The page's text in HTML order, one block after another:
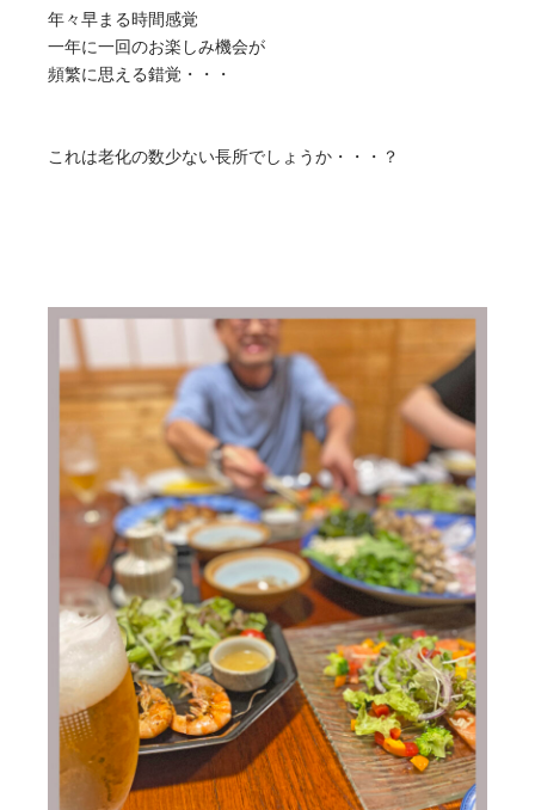
年々早まる時間感覚
一年に一回のお楽しみ機会が
頻繁に思える錯覚・・・
これは老化の数少ない長所でしょうか・・・？